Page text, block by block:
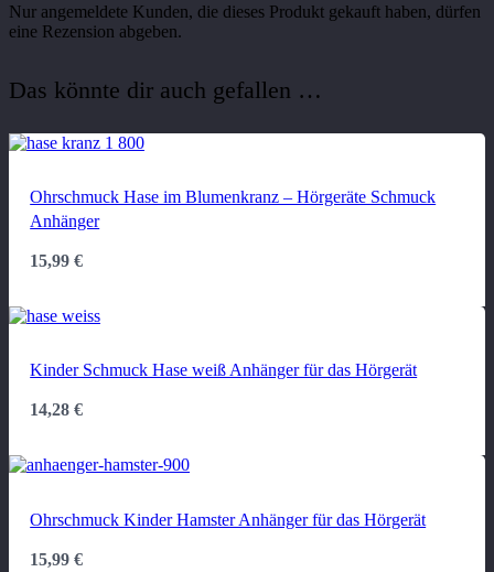
Nur angemeldete Kunden, die dieses Produkt gekauft haben, dürfen
eine Rezension abgeben.
Das könnte dir auch gefallen …
Ohrschmuck Hase im Blumenkranz – Hörgeräte Schmuck
Anhänger
15,99€
Kinder Schmuck Hase weiß Anhänger für das Hörgerät
14,28€
Ohrschmuck Kinder Hamster Anhänger für das Hörgerät
15,99€